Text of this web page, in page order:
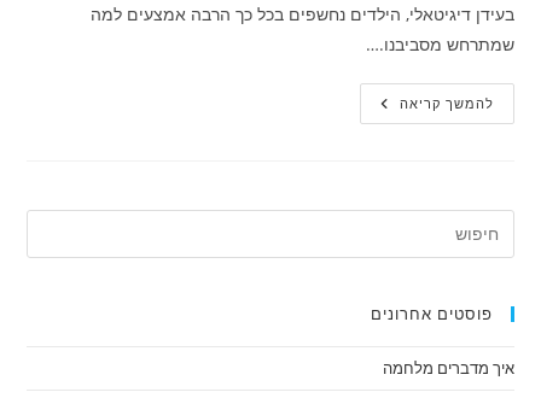
בעידן דיגיטאלי, הילדים נחשפים בכל כך הרבה אמצעים למה
שמתרחש מסביבנו.…
להמשך קריאהאיך
מדברים
פוסטים אחרונים
איך מדברים מלחמה